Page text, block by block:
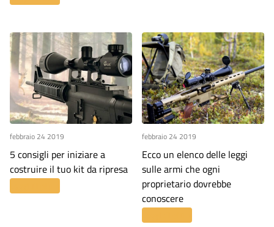
febbraio 24 2019
5 consigli per iniziare a
costruire il tuo kit da ripresa
febbraio 24 2019
Ecco un elenco delle leggi
sulle armi che ogni
proprietario dovrebbe
conoscere